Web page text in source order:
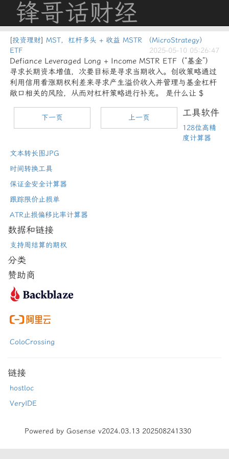
锋哥话财经
[投资理财] MST，杠杆多头 + 收益 MSTR （MicroStrategy）
ETF
2025-05-10 05:26:47
Defiance Leveraged Long + Income MSTR ETF（“基金”）
寻求长期资本增值，次要目标是寻求当期收入。创收策略通过
利用信用看涨期权利差来寻求产生溢价收入并管理与基金杠杆
敞口相关的风险，从而对杠杆策略进行补充。 是什么让 $
下一页 上一页 工具软件
128位高精
度计算器
文本转长图JPG
时间转换工具
保证金安全计算器
跟踪限价止损单
ATR止损偏移比率计算器
数据和链接
支持周结算的期权
分类
赞助商
ColoCrossing
链接
hostloc
VeryIDE
Powered by Gosense v2024.03.13 202508241330